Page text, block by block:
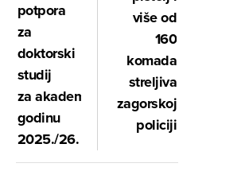
potpora
za
doktorski
studij
za akademsku
godinu
2025./26.
više od
160
komada
streljiva
zagorskoj
policiji